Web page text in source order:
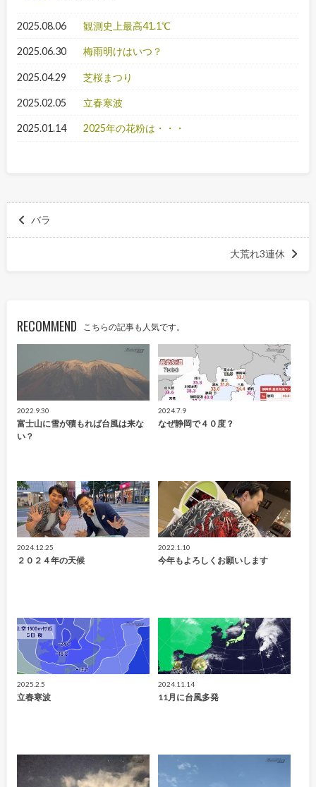
2025.08.06 観測史上最高41.1℃
2025.06.30 梅雨明けはいつ？
2025.04.29 芝桜まつり
2025.02.05 立春寒波
2025.01.14 2025年の花粉は・・・
バラ
大荒れ3連休
RECOMMEND こちらの記事も人気です。
2022.9.30
富士山に雪が積もれば台風は来な
い？
2024.7.9
なぜ静岡で４０度？
2024.12.25
２０２４年の天候
2022.1.10
今年もよろしくお願いします
2025.2.5
立春寒波
2024.11.14
11月に台風多発